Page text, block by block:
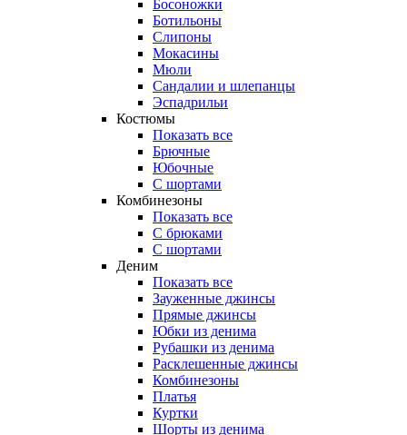
Босоножки
Ботильоны
Слипоны
Мокасины
Мюли
Сандалии и шлепанцы
Эспадрильи
Костюмы
Показать все
Брючные
Юбочные
С шортами
Комбинезоны
Показать все
С брюками
С шортами
Деним
Показать все
Зауженные джинсы
Прямые джинсы
Юбки из денима
Рубашки из денима
Расклешенные джинсы
Комбинезоны
Платья
Куртки
Шорты из денима